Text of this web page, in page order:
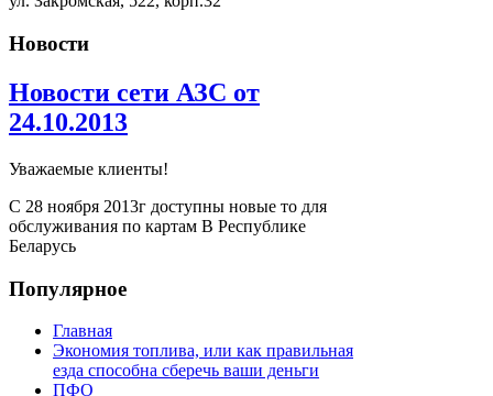
Новости
Новости сети АЗС от
24.10.2013
Уважаемые клиенты!
С 28 ноября 2013г доступны новые то для
обслуживания по картам В Республике
Беларусь
Популярное
Главная
Экономия топлива, или как правильная
езда способна сберечь ваши деньги
ПФО